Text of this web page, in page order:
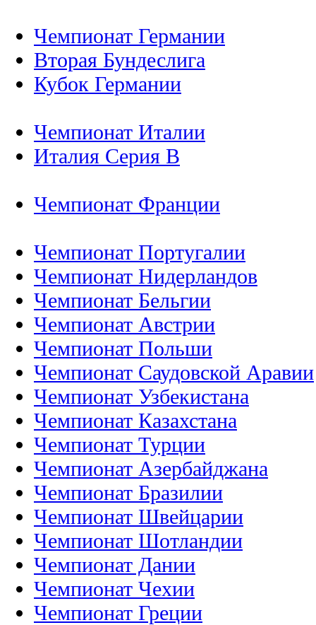
Чемпионат Германии
Вторая Бундеслига
Кубок Германии
Чемпионат Италии
Италия Серия B
Чемпионат Франции
Чемпионат Португалии
Чемпионат Нидерландов
Чемпионат Бельгии
Чемпионат Австрии
Чемпионат Польши
Чемпионат Саудовской Аравии
Чемпионат Узбекистана
Чемпионат Казахстана
Чемпионат Турции
Чемпионат Азербайджана
Чемпионат Бразилии
Чемпионат Швейцарии
Чемпионат Шотландии
Чемпионат Дании
Чемпионат Чехии
Чемпионат Греции